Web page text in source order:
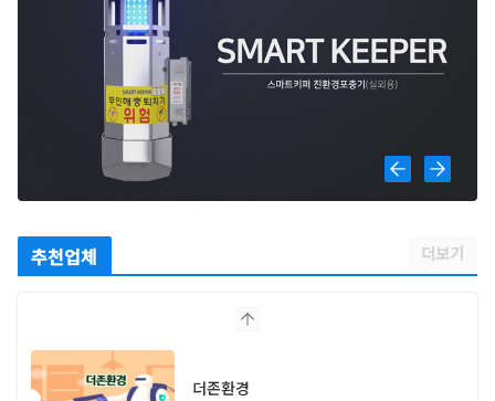
추천업체 더보기
더존환경